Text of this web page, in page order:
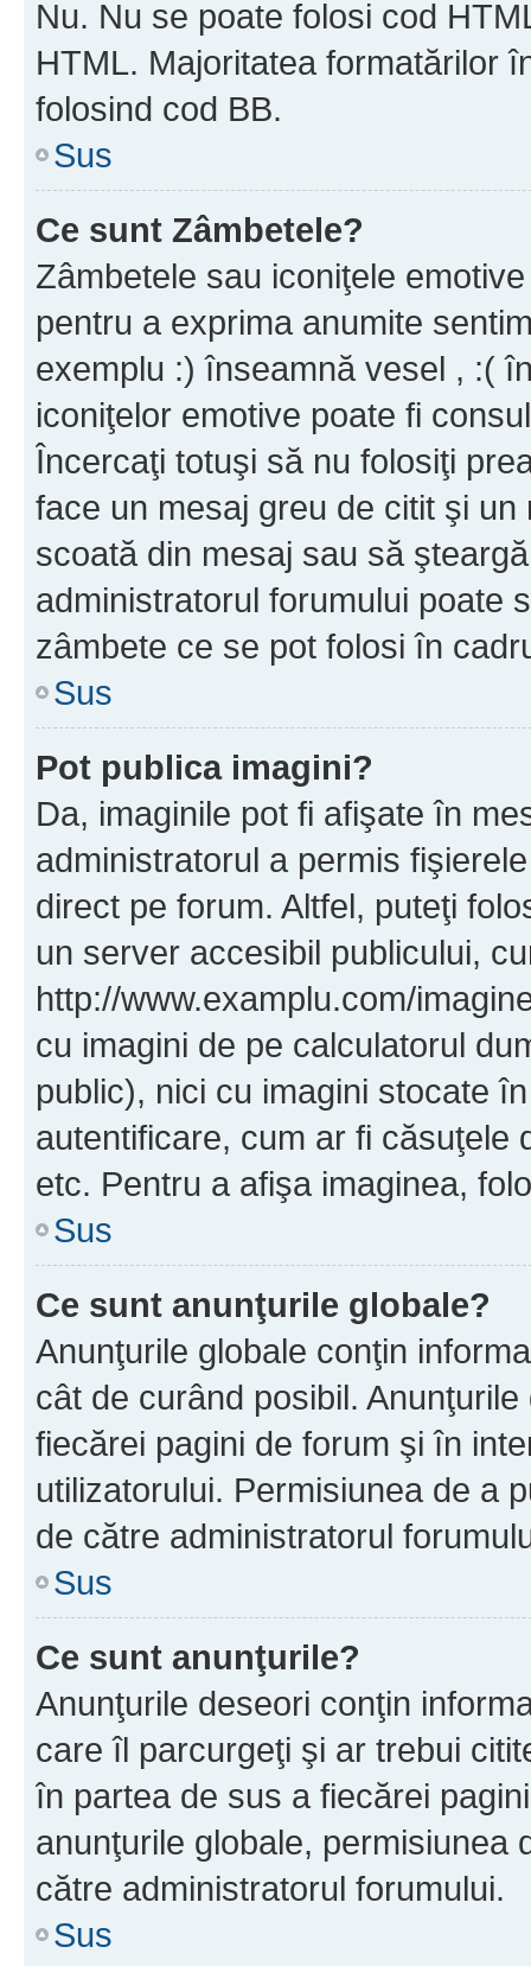
Nu. Nu se poate folosi cod
HTML. Majoritatea formatărilor
folosind cod BB.
Sus
Ce sunt Zâmbetele?
Zâmbetele sau iconiţele
pentru a exprima anumite
exemplu :) înseamnă vesel , :(
iconiţelor emotive poate fi
Încercaţi totuşi să nu folosiţi
face un mesaj greu de citit şi
scoată din mesaj sau să
administratorul forumului poate
zâmbete ce se pot folosi în
Sus
Pot publica imagini?
Da, imaginile pot fi afişate în
administratorul a permis
direct pe forum. Altfel, puteţi
un server accesibil publicului,
http://www.examplu.com/
cu imagini de pe calculatorul
public), nici cu imagini stocate
autentificare, cum ar fi căsuţele
etc. Pentru a afişa imaginea,
Sus
Ce sunt anunţurile globale?
Anunţurile globale conţin
cât de curând posibil.
fiecărei pagini de forum şi în
utilizatorului. Permisiunea de a
de către administratorul
Sus
Ce sunt anunţurile?
Anunţurile deseori conţin
care îl parcurgeţi şi ar trebui
în partea de sus a fiecărei
anunţurile globale, permisiunea
către administratorul forumului.
Sus